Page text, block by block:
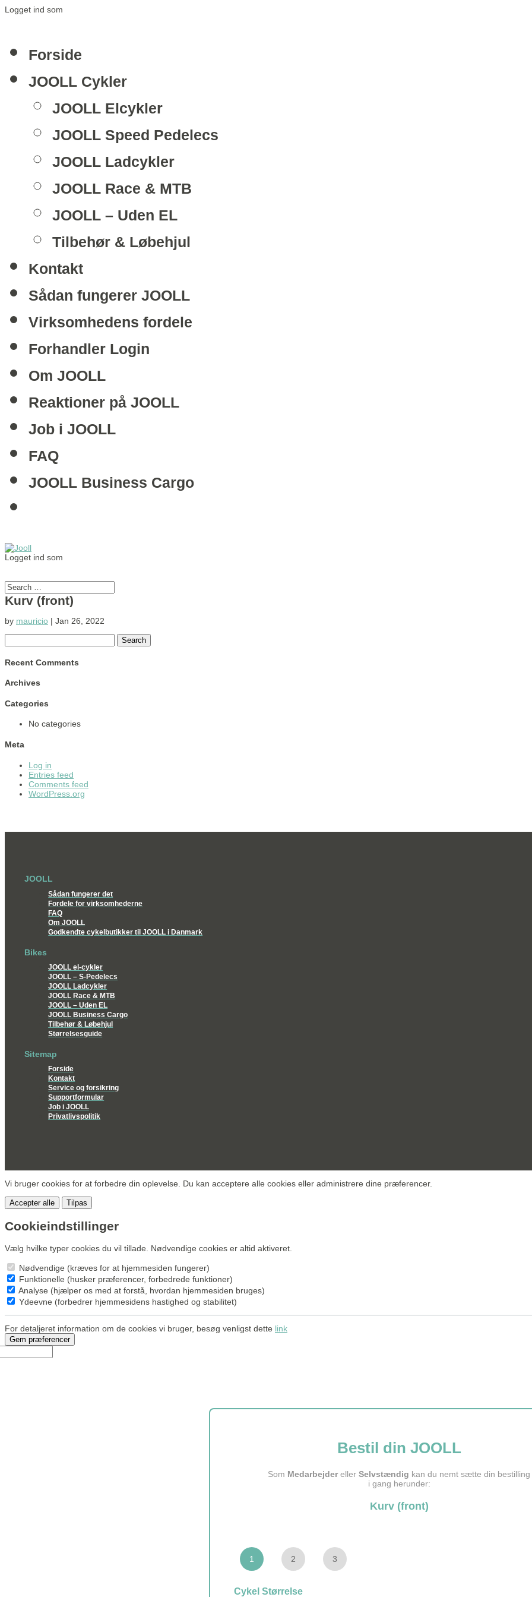
Logget ind som
Forside
JOOLL Cykler
JOOLL Elcykler
JOOLL Speed Pedelecs
JOOLL Ladcykler
JOOLL Race & MTB
JOOLL – Uden EL
Tilbehør & Løbehjul
Kontakt
Sådan fungerer JOOLL
Virksomhedens fordele
Forhandler Login
Om JOOLL
Reaktioner på JOOLL
Job i JOOLL
FAQ
JOOLL Business Cargo
Logget ind som
Kurv (front)
by mauricio | Jan 26, 2022
for:
Recent Comments
Archives
Categories
No categories
Meta
Log in
Entries feed
Comments feed
WordPress.org
JOOLL
Sådan fungerer det
Fordele for virksomhederne
FAQ
Om JOOLL
Godkendte cykelbutikker til JOOLL i Danmark
Bikes
JOOLL el-cykler
JOOLL – S-Pedelecs
JOOLL Ladcykler
JOOLL Race & MTB
JOOLL – Uden EL
JOOLL Business Cargo
Tilbehør & Løbehjul
Størrelsesguide
Sitemap
Forside
Kontakt
Service og forsikring
Supportformular
Job i JOOLL
Privatlivspolitik
Vi bruger cookies for at forbedre din oplevelse. Du kan acceptere alle cookies eller administrere dine præferencer.
Accepter alle Tilpas
Cookieindstillinger
Vælg hvilke typer cookies du vil tillade. Nødvendige cookies er altid aktiveret.
Nødvendige (kræves for at hjemmesiden fungerer)
Funktionelle (husker præferencer, forbedrede funktioner)
Analyse (hjælper os med at forstå, hvordan hjemmesiden bruges)
Ydeevne (forbedrer hjemmesidens hastighed og stabilitet)
For detaljeret information om de cookies vi bruger, besøg venligst dette link
Gem præferencer
Bestil din JOOLL
Som Medarbejder eller Selvstændig kan du nemt sætte din bestilling
i gang herunder:
Kurv (front)
1 2 3
Cykel Størrelse